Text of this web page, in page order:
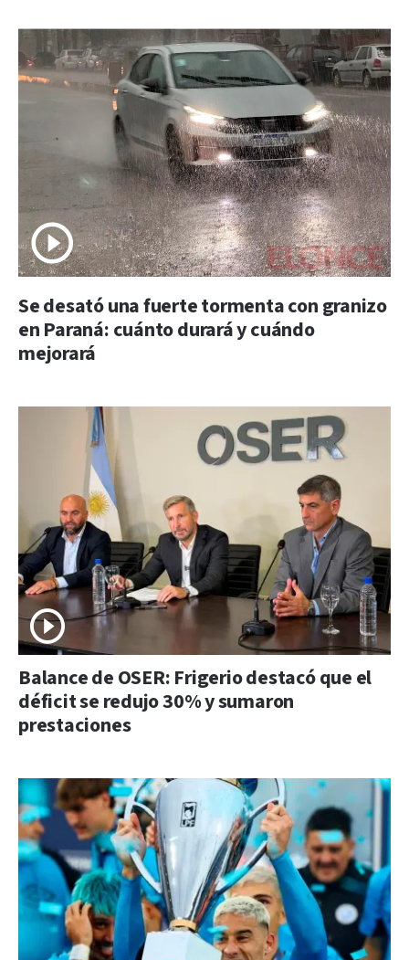
Se desató una fuerte tormenta con granizo
en Paraná: cuánto durará y cuándo
mejorará
Balance de OSER: Frigerio destacó que el
déficit se redujo 30% y sumaron
prestaciones